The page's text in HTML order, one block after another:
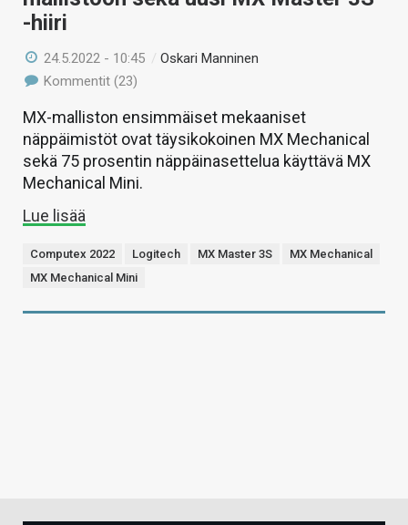
-hiiri
24.5.2022 - 10:45 /Oskari Manninen
Kommentit (23)
MX-malliston ensimmäiset mekaaniset
näppäimistöt ovat täysikokoinen MX Mechanical
sekä 75 prosentin näppäinasettelua käyttävä MX
Mechanical Mini.
Lue lisää
Computex 2022 Logitech MX Master 3S
MX Mechanical
MX Mechanical Mini